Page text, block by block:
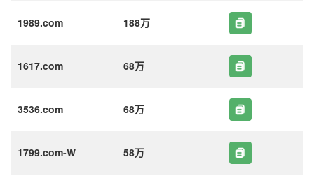
1989.com 188万
1617.com 68万
3536.com 68万
1799.com-W 58万